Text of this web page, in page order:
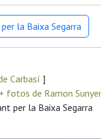
la Baixa Segarra
Carbasí ]
+ fotos de Ramon
per la Baixa Segarra